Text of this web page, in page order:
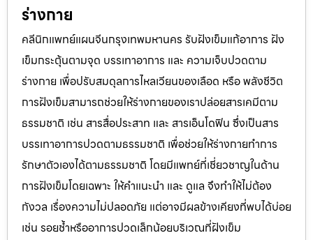
ร่างกาย
คลีนิกแพทย์แผนจีนกรุงเทพมหานคร รับฝังเข็มแก้อาการ ฝัง
เข็มกระตุ้นตามจุด บรรเทาอาการ และ ความเจ็บปวดตาม
ร่างกาย เพื่อปรับสมดุลการไหลเวียนของเลือด หรือ พลังชีวิต
การฝังเข็มสามารถช่วยให้ร่างกายของเราปล่อยสารเคมีตาม
ธรรมชาติ เช่น สารสื่อประสาท และ สารเอ็นโดฟิน ซึ่งเป็นสาร
บรรเทาอาการปวดตามธรรมชาติ เพื่อช่วยให้ร่างกายทำการ
รักษาตัวเองได้ตามธรรมชาติ โดยมีแพทย์ที่เชี่ยวชาญในด้าน
การฝังเข็มโดยเฉพาะ ให้คำแนะนำ และ ดูแล จึงทำให้ไม่ต้อง
กังวล เรื่องความไม่ปลอดภัย แต่อาจมีผลข้างเคียงที่พบได้บ่อย
เช่น รอยช้ำหรืออาการปวดเล็กน้อยบริเวณที่ฝังเข็ม